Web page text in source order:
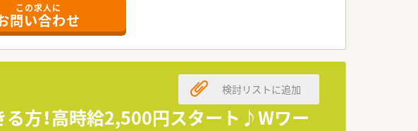
この求人に
問い合わせ
方！高時給2,500円スタート♪Wワー
検討リストに追加